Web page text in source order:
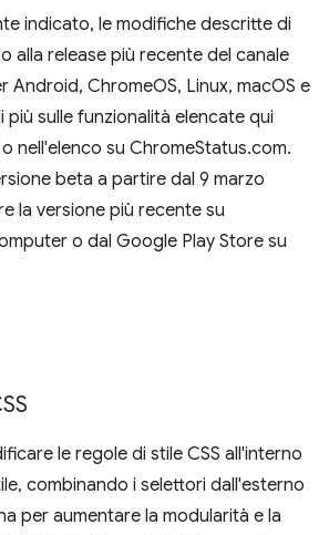
indicato, le modifiche descritte di
alla release più recente del canale
Android, ChromeOS, Linux, macOS e
più sulle funzionalità elencate qui
nell'elenco su ChromeStatus.com.
beta a partire dal 9 marzo
la versione più recente su
o dal Google Play Store su
le regole di stile CSS all'interno
combinando i selettori dall'esterno
per aumentare la modularità e la